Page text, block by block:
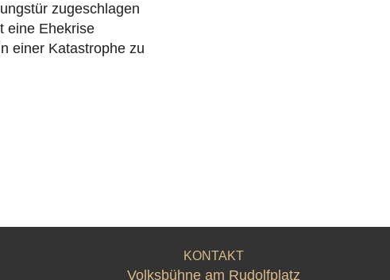
zugeschlagen
eine Ehekrise
einer Katastrophe zu
KONTAKT
Volksbühne am Rudolfplatz